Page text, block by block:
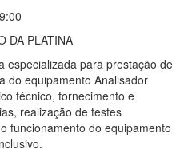
DA PLATINA
especializada para prestação de
do equipamento Analisador
técnico, fornecimento e
realização de testes
funcionamento do equipamento